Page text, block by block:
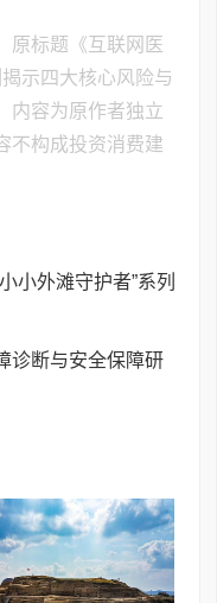
原标题《互联网医
示四大核心风险与
内容为原作者独立
不构成投资消费建
小外滩守护者”系列
诊断与安全保障研